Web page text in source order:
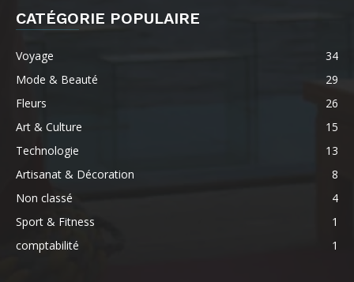
CATÉGORIE POPULAIRE
Voyage
34
Mode & Beauté
29
Fleurs
26
Art & Culture
15
Technologie
13
Artisanat & Décoration
8
Non classé
4
Sport & Fitness
1
comptabilité
1